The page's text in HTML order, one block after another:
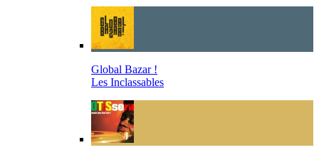
Global Bazar !
Les Inclassables